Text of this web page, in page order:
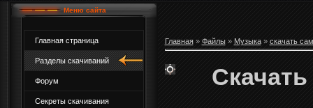
Меню сайта
Главная страница
Разделы скачиваний
Форум
Секреты скачивания
Главная» Файлы» Музыка» скачать